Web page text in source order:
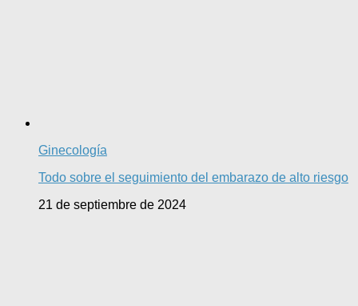
Ginecología
Todo sobre el seguimiento del embarazo de alto riesgo
21 de septiembre de 2024